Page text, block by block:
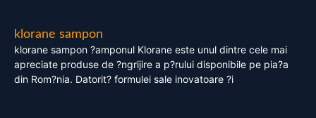
klorane sampon
klorane sampon ?amponul Klorane este unul dintre cele mai
apreciate produse de ?ngrijire a p?rului disponibile pe pia?a
din Rom?nia. Datorit? formulei sale inovatoare ?i